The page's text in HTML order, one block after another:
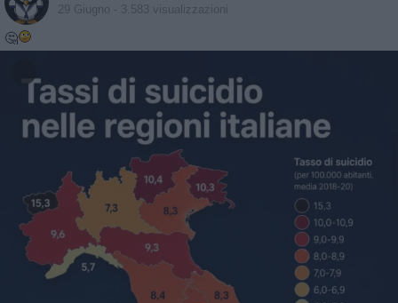
29 Giugno - 3.583 visualizzazioni
🤔